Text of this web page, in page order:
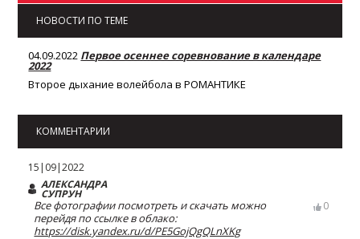
НОВОСТИ ПО ТЕМЕ
04.09.2022 Первое осеннее соревнование в календаре
2022
Второе дыхание волейбола в РОМАНТИКЕ
КОММЕНТАРИИ
15|09|2022
АЛЕКСАНДРА
СУПРУН
Все фотографии посмотреть и скачать можно
перейдя по ссылке в облако:
https://disk.yandex.ru/d/PE5GojQgQLnXKg
0